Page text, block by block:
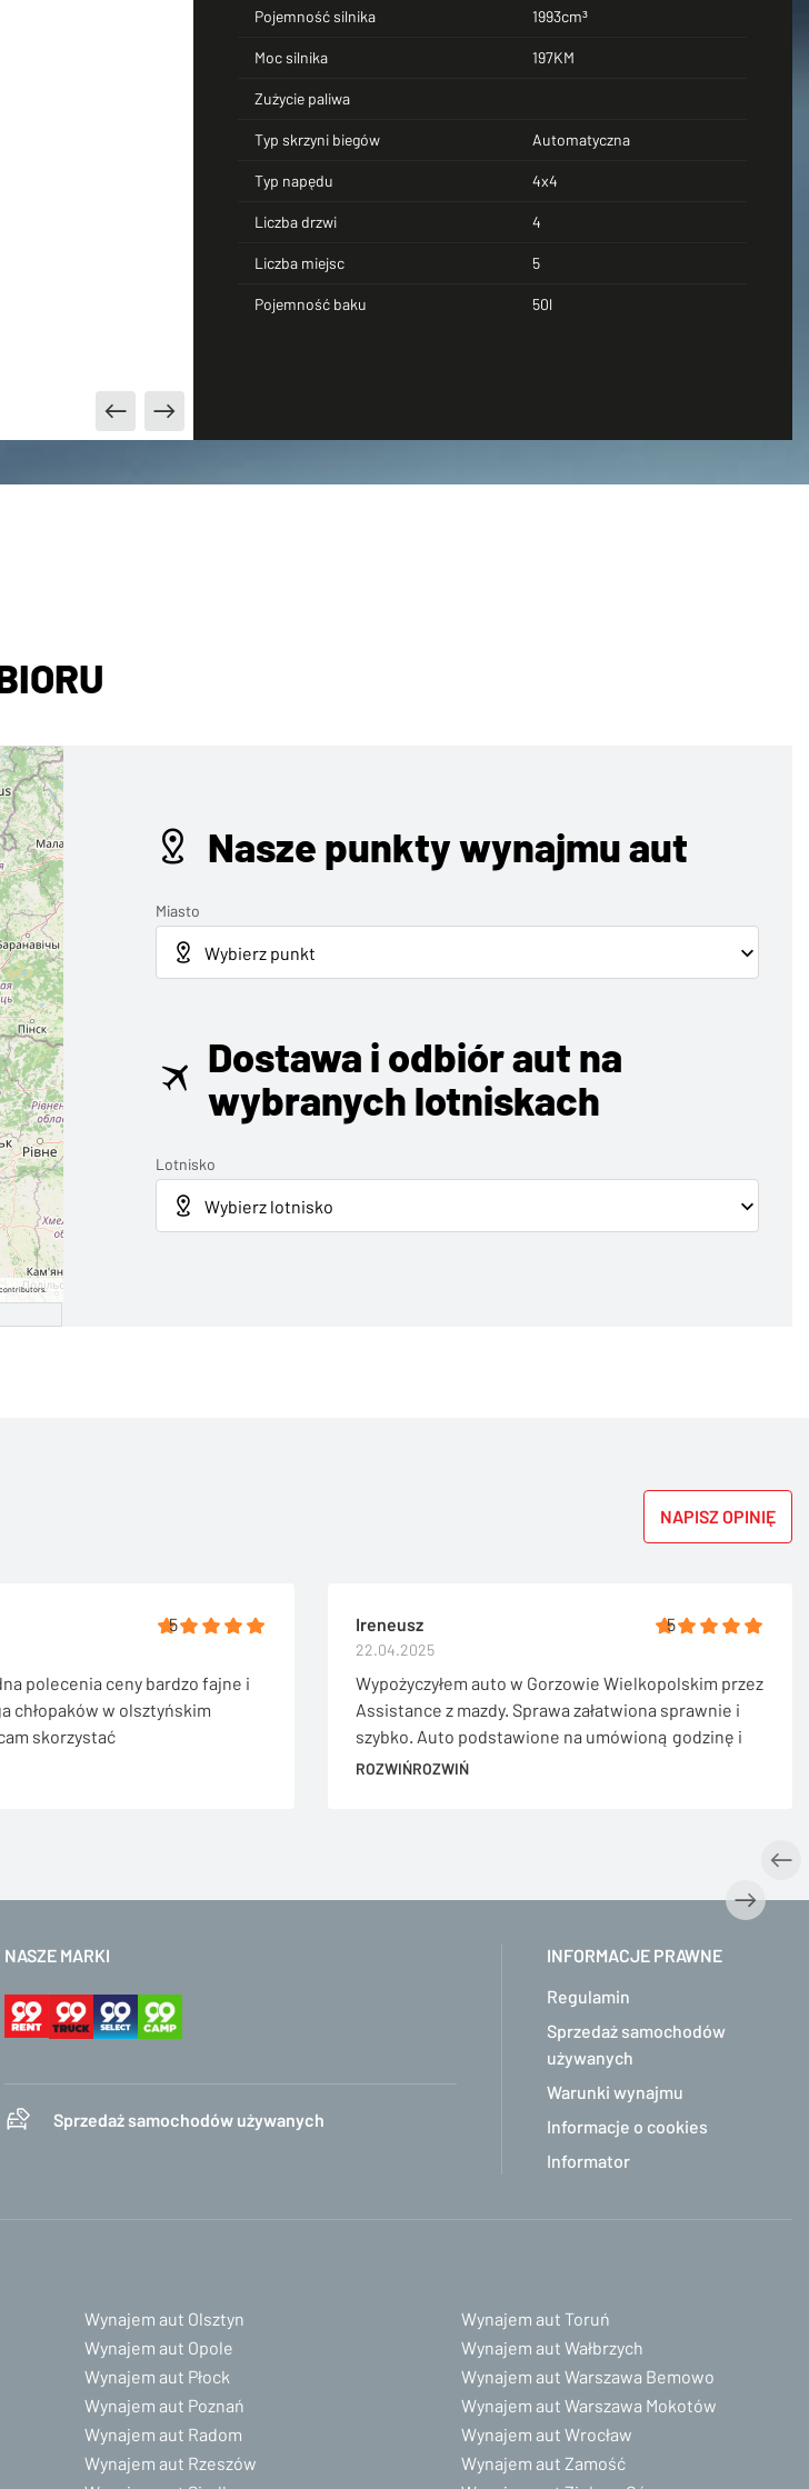
Pojemność silnika 1993cm³
Moc silnika 197KM
Zużycie paliwa
Typ skrzyni biegów Automatyczna
Typ napędu 4x4
Liczba drzwi 4
Liczba miejsc 5
Pojemność baku 50l
Nasze punkty wynajmu aut
Miasto
Dostawa i odbiór aut na
wybranych lotniskach
Lotnisko
NAPISZ OPINIĘ
polecenia ceny bardzo fajne i
chłopaków w olsztyńskim
skorzystać
Ireneusz
22.04.2025
Wypożyczyłem auto w Gorzowie Wielkopolskim przez
Assistance z mazdy. Sprawa załatwiona sprawnie i
szybko. Auto podstawione na umówioną godzinę i
adres. Przekazanie auta konkretnie i szybko. Pełen
ROZWIŃROZWIŃ
5 5
NASZE MARKI
Sprzedaż samochodów używanych
INFORMACJE PRAWNE
Regulamin
Sprzedaż samochodów
używanych
Warunki wynajmu
Informacje o cookies
Informator
Wynajem aut Olsztyn
Wynajem aut Opole
Wynajem aut Płock
Wynajem aut Poznań
Wynajem aut Radom
Wynajem aut Rzeszów
Wynajem aut Toruń
Wynajem aut Wałbrzych
Wynajem aut Warszawa Bemowo
Wynajem aut Warszawa Mokotów
Wynajem aut Wrocław
Wynajem aut Zamość